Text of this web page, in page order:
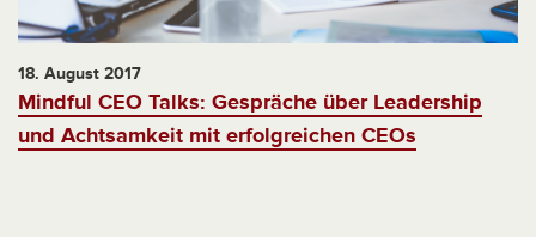
18. August 2017
Mindful CEO Talks: Gespräche über Leadership
und Achtsamkeit mit erfolgreichen CEOs